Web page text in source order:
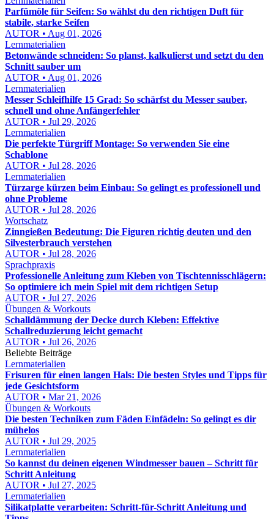
Parfümöle für Seifen: So wählst du den richtigen Duft für
stabile, starke Seifen
AUTOR • Aug 01, 2026
Lernmaterialien
Betonwände schneiden: So planst, kalkulierst und setzt du den
Schnitt sauber um
AUTOR • Aug 01, 2026
Lernmaterialien
Messer Schleifhilfe 15 Grad: So schärfst du Messer sauber,
schnell und ohne Anfängerfehler
AUTOR • Jul 29, 2026
Lernmaterialien
Die perfekte Türgriff Montage: So verwenden Sie eine
Schablone
AUTOR • Jul 28, 2026
Lernmaterialien
Türzarge kürzen beim Einbau: So gelingt es professionell und
ohne Probleme
AUTOR • Jul 28, 2026
Wortschatz
Zinngießen Bedeutung: Die Figuren richtig deuten und den
Silvesterbrauch verstehen
AUTOR • Jul 28, 2026
Sprachpraxis
Professionelle Anleitung zum Kleben von Tischtennisschlägern:
So optimiere ich mein Spiel mit dem richtigen Setup
AUTOR • Jul 27, 2026
Übungen & Workouts
Schalldämmung der Decke durch Kleben: Effektive
Schallreduzierung leicht gemacht
AUTOR • Jul 26, 2026
Beliebte Beiträge
Lernmaterialien
Frisuren für einen langen Hals: Die besten Styles und Tipps für
jede Gesichtsform
AUTOR • Mar 21, 2026
Übungen & Workouts
Die besten Techniken zum Fäden Einfädeln: So gelingt es dir
mühelos
AUTOR • Jul 29, 2025
Lernmaterialien
So kannst du deinen eigenen Windmesser bauen – Schritt für
Schritt Anleitung
AUTOR • Jul 27, 2025
Lernmaterialien
Silikatplatte verarbeiten: Schritt-für-Schritt Anleitung und